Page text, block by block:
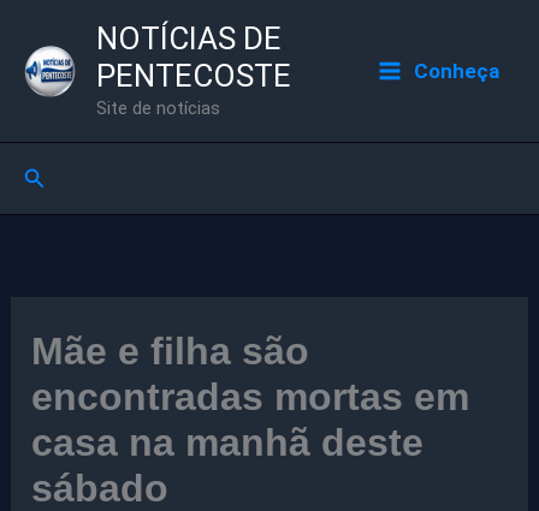
para
NOTÍCIAS DE
PENTECOSTE
Site de notícias
Conheça
Pesquisar
Mãe e filha são
encontradas mortas em
casa na manhã deste
sábado